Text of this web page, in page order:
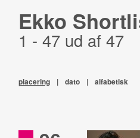
Ekko
1 - 47 ud af 47
placering | dato | alfabetisk